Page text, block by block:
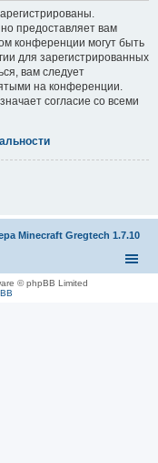
предоставляет вам
конференции могут быть
для зарегистрированных
вам следует
на конференции.
согласие со всеми
Minecraft Gregtech 1.7.10
© phpBB Limited